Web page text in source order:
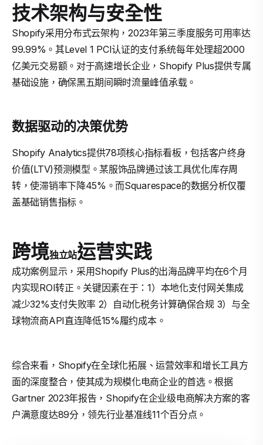
技术架构与安全性
Shopify采用分布式云架构，2023年第三季度服务可用率达
99.99%。其Level 1 PCI认证的支付系统每年处理超2000
亿美元交易额。对于高速增长企业，Shopify Plus提供专属
基础设施，确保黑五期间瞬时流量峰值承载。
数据驱动的决策优势
Shopify Analytics提供78项核心指标看板，包括客户终身
价值(LTV)预测模型。某服饰品牌通过该工具优化库存周
转，使滞销率下降45%。而Squarespace的数据分析仅覆
盖基础销售指标。
跨境独立站运营实践
成功案例显示，采用Shopify Plus的出海品牌平均在6个月
内实现ROI转正。关键因素在于：1）本地化支付网关集成
减少32%支付失败率 2）自动化税务计算确保合规 3）与全
球物流商API直连降低15%履约成本。
综合来看，Shopify在全球化拓展、运营效率和增长工具方
面的深度整合，使其成为规模化电商企业的首选。根据
Gartner 2023年报告，Shopify在企业级电商解决方案的客
户满意度达89分，领先行业基准线11个百分点。